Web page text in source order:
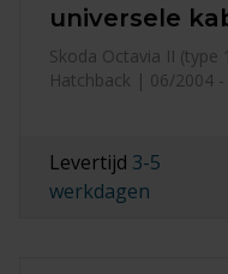
universele
Skoda Octavia II (type
Hatchback | 06/2004
Levertijd 3-5
werkdagen